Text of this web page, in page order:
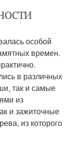
особой
времен.
в различных
так и самые
из
и зажиточные
из которого